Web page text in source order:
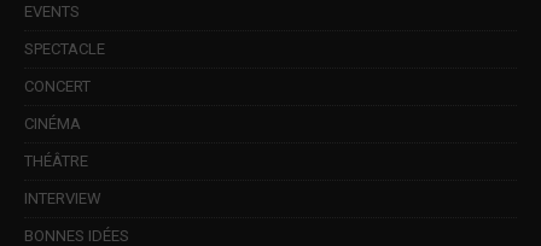
EVENTS
SPECTACLE
CONCERT
CINÉMA
THÉÂTRE
INTERVIEW
BONNES IDÉES